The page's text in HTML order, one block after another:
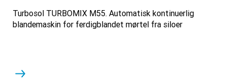
Turbosol TURBOMIX M55. Automatisk kontinuerlig
blandemaskin for ferdigblandet mørtel fra siloer